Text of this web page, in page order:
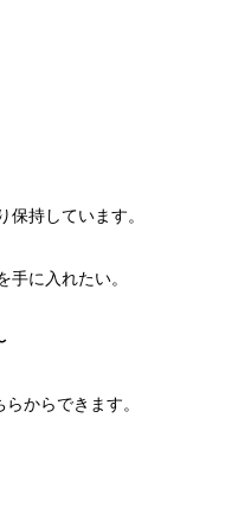
持しています。
手に入れたい。
からできます。